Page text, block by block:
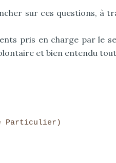
sur ces questions, à
pris en charge par le
et bien entendu
Particulier)